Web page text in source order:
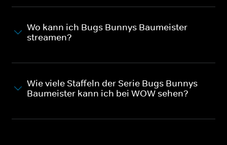
Wo kann ich Bugs Bunnys Baumeister
streamen?
Wie viele Staffeln der Serie Bugs Bunnys
Baumeister kann ich bei WOW sehen?